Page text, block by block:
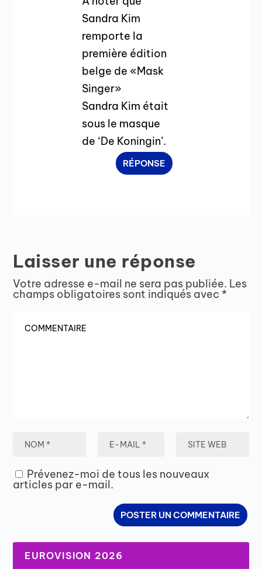
Sandra Kim
remporte la
première édition
belge de «Mask
Singer»
Sandra Kim était
sous le masque
de ‘De Koningin’.
RÉPONSE
Laisser une réponse
Votre adresse e-mail ne sera pas publiée. Les
champs obligatoires sont indiqués avec *
Prévenez-moi de tous les nouveaux
articles par e-mail.
EUROVISION 2026